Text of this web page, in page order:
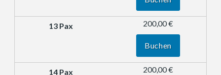
200,00 €
Buchen
200,00 €